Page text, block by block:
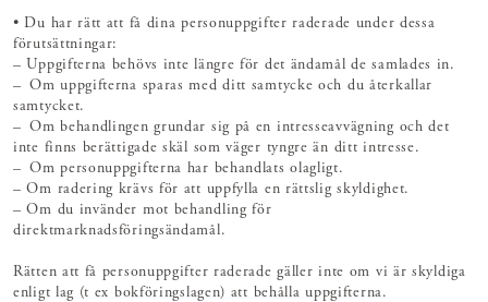
• Du har rätt att få dina personuppgifter raderade under dessa
förutsättningar:
– Uppgifterna behövs inte längre för det ändamål de samlades in.
– Om uppgifterna sparas med ditt samtycke och du återkallar
samtycket.
– Om behandlingen grundar sig på en intresseavvägning och det
inte finns berättigade skäl som väger tyngre än ditt intresse.
– Om personuppgifterna har behandlats olagligt.
– Om radering krävs för att uppfylla en rättslig skyldighet.
– Om du invänder mot behandling för
direktmarknadsföringsändamål.
Rätten att få personuppgifter raderade gäller inte om vi är skyldiga
enligt lag (t ex bokföringslagen) att behålla uppgifterna.